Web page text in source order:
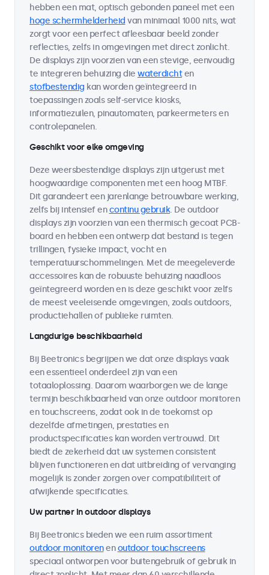
hebben een mat, optisch gebonden paneel met een
hoge schermhelderheid van minimaal 1000 nits, wat
zorgt voor een perfect afleesbaar beeld zonder
reflecties, zelfs in omgevingen met direct zonlicht.
De displays zijn voorzien van een stevige, eenvoudig
te integreren behuizing die waterdichten
stofbestendig kan worden geïntegreerd in
toepassingen zoals self-service kiosks,
informatiezuilen, pinautomaten, parkeermeters en
controlepanelen.
Geschikt voor elke omgeving
Deze weersbestendige displays zijn uitgerust met
hoogwaardige componenten met een hoog MTBF.
Dit garandeert een jarenlange betrouwbare werking,
zelfs bij intensief encontinu gebruik. De outdoor
displays zijn voorzien van een thermisch gecoat PCB-
board en hebben een ontwerp dat bestand is tegen
trillingen, fysieke impact, vocht en
temperatuurschommelingen. Met de meegeleverde
accessoires kan de robuuste behuizing naadloos
geïntegreerd worden en is deze geschikt voor zelfs
de meest veeleisende omgevingen, zoals outdoors,
productiehallen of publieke ruimten.
Langdurige beschikbaarheid
Bij Beetronics begrijpen we dat onze displays vaak
een essentieel onderdeel zijn van een
totaaloplossing. Daarom waarborgen we de lange
termijn beschikbaarheid van onze outdoor monitoren
en touchscreens, zodat ook in de toekomst op
dezelfde afmetingen, prestaties en
productspecificaties kan worden vertrouwd. Dit
biedt de zekerheid dat uw systemen consistent
blijven functioneren en dat uitbreiding of vervanging
mogelijk is zonder zorgen over compatibiliteit of
afwijkende specificaties.
Uw partner in outdoor displays
Bij Beetronics bieden we een ruim assortiment
outdoor monitorenenoutdoor touchscreens
speciaal ontworpen voor buitengebruik of gebruik in